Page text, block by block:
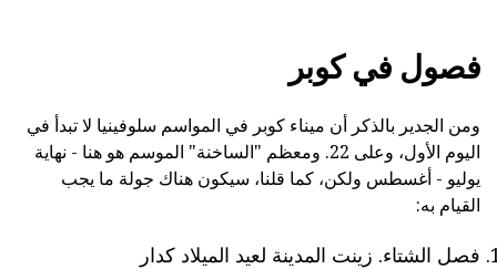
فصول في كوبر
ومن الجدير بالذكر أن ميناء كوبر في المواسم سلوفينيا لا تبدأ في
اليوم الأول، وعلى 22. ومعظم "الساخنة" الموسم هو هنا - نهاية
يوليو - أغسطس ولكن، كما قلنا، سيكون هناك جولة ما يجب
القيام به:
فصل الشتاء. زينت المدينة لعيد الميلاد كدار